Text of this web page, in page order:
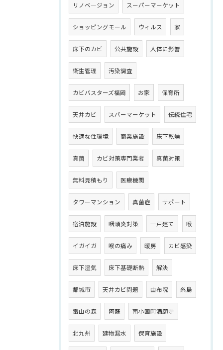
リノベ―ジョン スーパーマーケット
ショッピングモール ウィルス 家
床下のカビ 公共施設 人体に影響
衛生管理 汚染調査
カビバスターズ福岡 お家 保育所
天井カビ スパーマーケット 伝統住宅
快適な住環境 商業施設 床下乾燥
真菌 カビ対策専門業者 真菌対策
無料見積もり 医療機関
タワーマンション 真菌症 サポート
宿泊施設 咽頭炎対策 一戸建て 喉
イガイガ 喉の痛み 暖房 カビ感染
床下湿気 床下基礎断熱 解決
都城市 天井カビ問題 由布院 糸島
雷山の森 阿蘇 南小国町満願寺
北九州 建物漏水 保育施設